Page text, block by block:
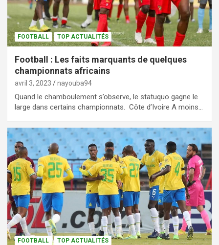
FOOTBALL TOP ACTUALITÉS
Football : Les faits marquants de quelques
championnats africains
avril 3, 2023 nayouba94
Quand le chamboulement s’observe, le statuquo gagne le
large dans certains championnats. Côte d’Ivoire A moins…
FOOTBALL TOP ACTUALITÉS